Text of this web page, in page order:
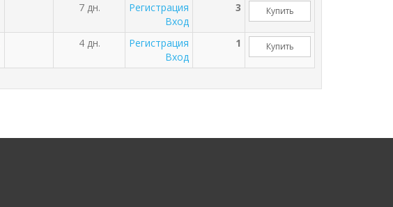
7 дн.
Регистрация
Вход
3 Купить
4 дн.
Регистрация
Вход
1 Купить